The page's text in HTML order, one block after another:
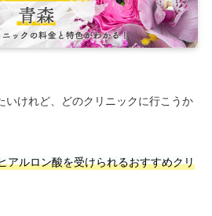
いけれど、どのクリニックに行こうか
アルロン酸を受けられるおすすめクリ